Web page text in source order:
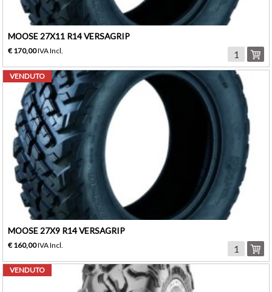
MOOSE 27X11 R14 VERSAGRIP
€ 170,00IVA Incl.
MOOSE 27X9 R14 VERSAGRIP
€ 160,00IVA Incl.
VENDUTO
VENDUTO